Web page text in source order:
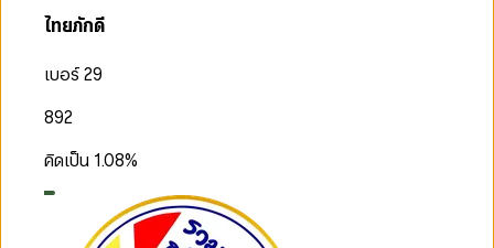
ไทยภักดี
เบอร์ 29
892
คิดเป็น 1.08%